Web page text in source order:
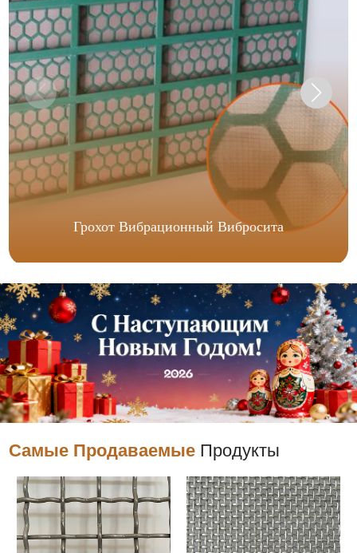
Грохот Вибрационный Вибросита
Самые Продаваемые Продукты